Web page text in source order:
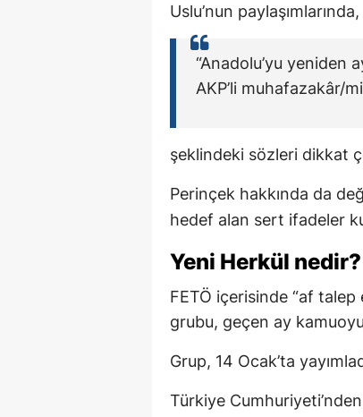
Uslu’nun paylaşımlarında,
“Anadolu’yu yeniden
AKP’li muhafazakâr/
şeklindeki sözleri dikkat
Perinçek hakkında da
hedef alan sert ifadeler
Yeni Herkül nedir?
FETÖ içerisinde “af
grubu, geçen ay
Grup, 14 Ocak’ta
Türkiye